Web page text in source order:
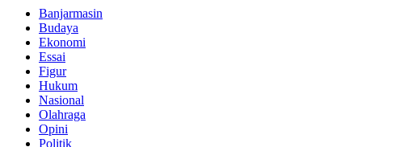
Banjarmasin
Budaya
Ekonomi
Essai
Figur
Hukum
Nasional
Olahraga
Opini
Politik